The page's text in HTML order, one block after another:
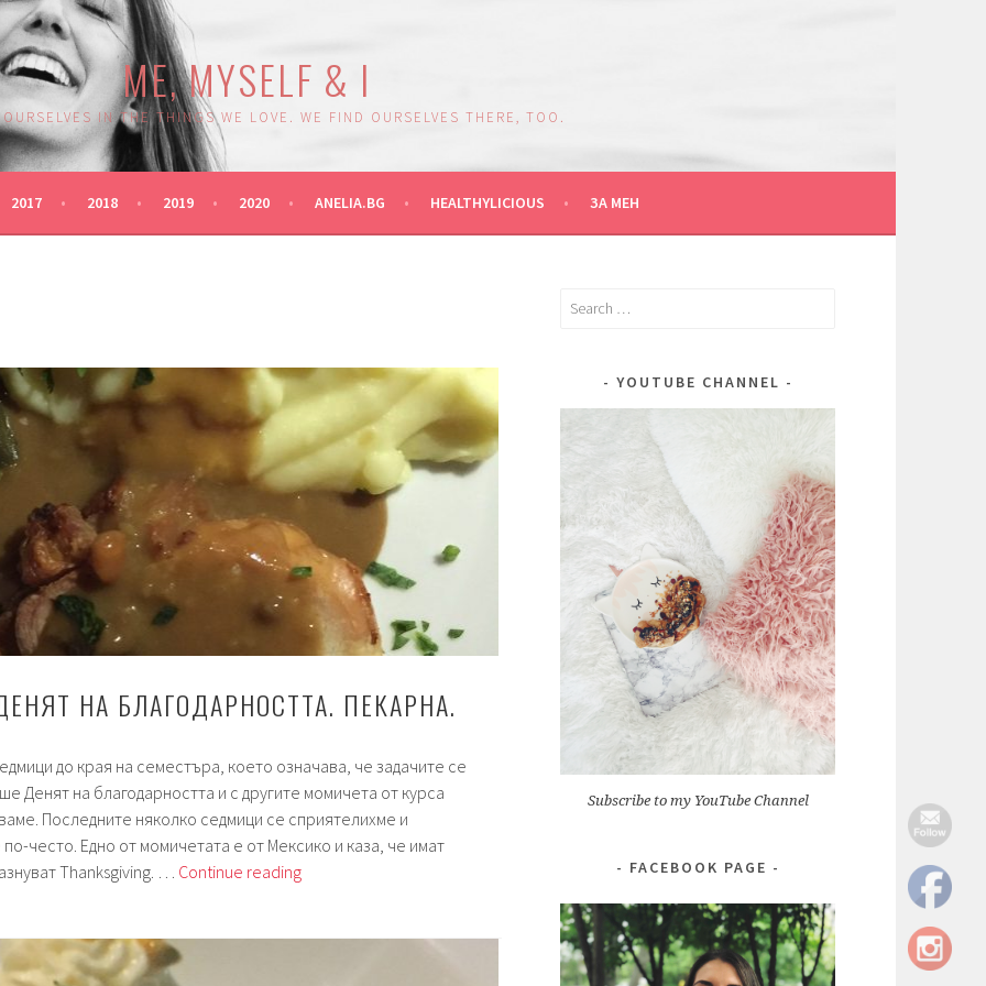
ME, MYSELF & I
IN THE THINGS WE LOVE. WE FIND OURSELVES THERE, TOO.
2017 2018 2019 2020 ANELIA.BG HEALTHYLICIOUS ЗА МЕН
НА БЛАГОДАРНОСТТА. ПЕКАРНА.
до края на семестъра, което означава, че задачите се
Денят на благодарността и с другите момичета от курса
Последните няколко седмици се сприятелихме и
често. Едно от момичетата е от Мексико и каза, че имат
Thanksgiving. … Continue readingСедмица
Search
YOUTUBE CHANNEL
Subscribe to my YouTube Channel
FACEBOOK PAGE